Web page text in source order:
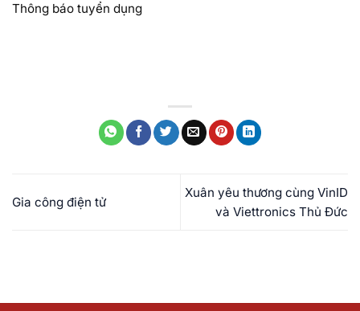
Thông báo tuyển dụng
Gia công điện tử
Xuân yêu thương cùng VinID
và Viettronics Thủ Đức